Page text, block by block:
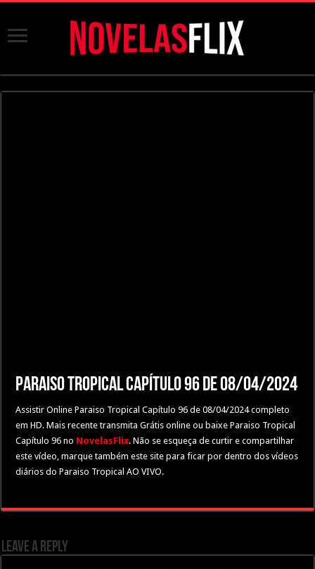
Paraiso Tropical Capítulo 96 de 08/04/2024
Assistir Online Paraiso Tropical Capítulo 96 de 08/04/2024 completo
em HD. Mais recente transmita Grátis online ou baixe Paraiso Tropical
Capítulo 96 no NovelasFlix. Não se esqueça de curtir e compartilhar
este vídeo, marque também este site para ficar por dentro dos vídeos
diários do Paraiso Tropical AO VIVO.
Leave a Reply